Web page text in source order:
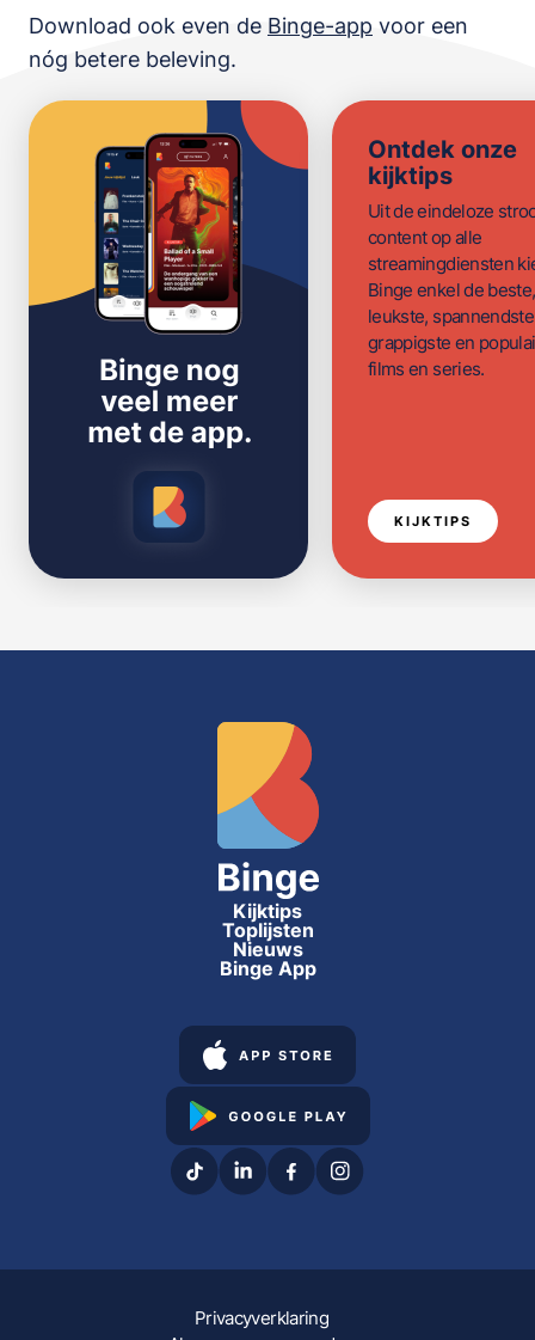
Download ook even de Binge-app voor een
nóg betere beleving.
Ontdek onze
kijktips
Uit de eindeloze
content op alle
streamingdiensten
Binge enkel de beste,
leukste,
grappigste en
films en series.
KIJKTIPS
Kijktips
Toplijsten
Nieuws
Binge App
Privacyverklaring